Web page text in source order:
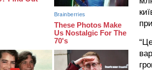
У Черкасах водійка протаранила
Duster, коли здавала назад
На Черкащині з початку року
зросла кількість постраждалих від